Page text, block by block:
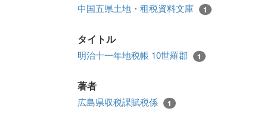
中国五県土地・租税資料文庫 1
タイトル
明治十一年地税帳 10世羅郡 1
著者
広島県収税課賦税係 1